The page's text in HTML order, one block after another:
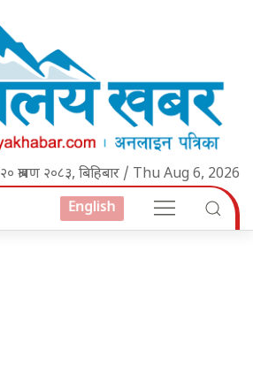
२० श्रावण २०८३, बिहिबार / Thu Aug 6, 2026
English